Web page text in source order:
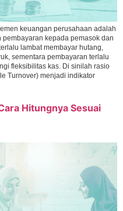
keuangan perusahaan adalah
kepada pemasok dan
lambat membayar hutang,
sementara pembayaran terlalu
fleksibilitas kas. Di sinilah rasio
Turnover) menjadi indikator
Hitungnya Sesuai